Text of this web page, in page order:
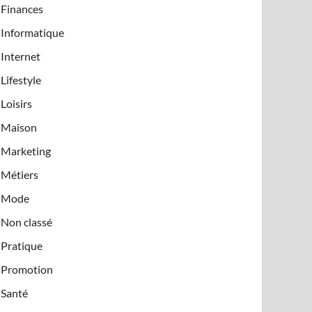
Finances
Informatique
Internet
Lifestyle
Loisirs
Maison
Marketing
Métiers
Mode
Non classé
Pratique
Promotion
Santé